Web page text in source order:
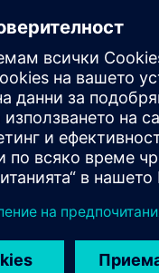
и
използвате
на
ви позволява
включително